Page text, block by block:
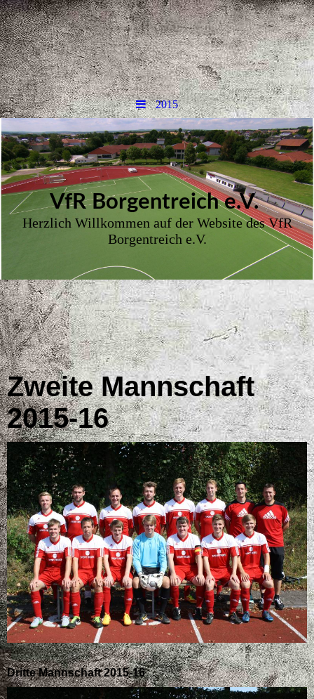
2015
VfR Borgentreich e.V.
Herzlich Willkommen auf der Website des VfR
Borgentreich e.V.
Zweite Mannschaft
2015-16
Dritte Mannschaft 2015-16